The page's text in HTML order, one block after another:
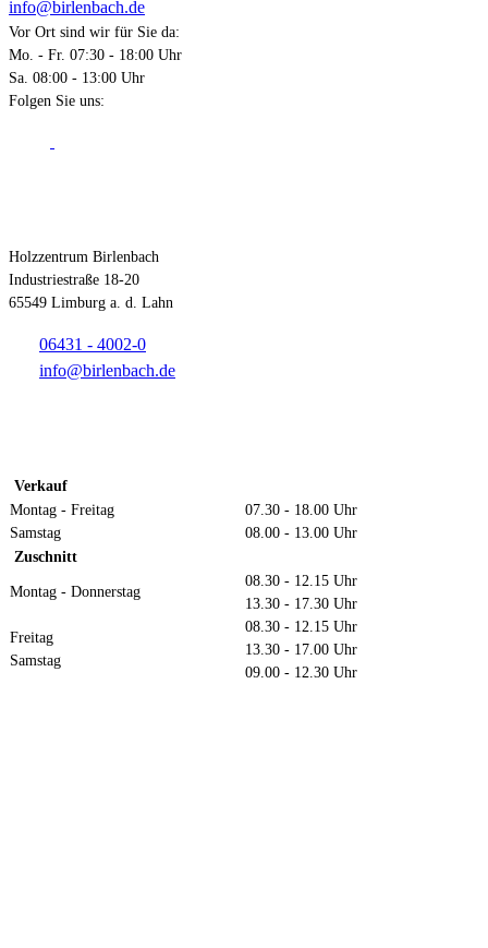
info@birlenbach.de
Vor Ort sind wir für Sie da:
Mo. - Fr. 07:30 - 18:00 Uhr
Sa. 08:00 - 13:00 Uhr
Folgen Sie uns:
Holzzentrum Birlenbach
Industriestraße 18-20
65549 Limburg a. d. Lahn
06431 - 4002-0
info@birlenbach.de
Verkauf
Montag - Freitag
Samstag
07.30 - 18.00 Uhr
08.00 - 13.00 Uhr
Zuschnitt
Montag - Donnerstag
Freitag
Samstag
08.30 - 12.15 Uhr
13.30 - 17.30 Uhr
08.30 - 12.15 Uhr
13.30 - 17.00 Uhr
09.00 - 12.30 Uhr